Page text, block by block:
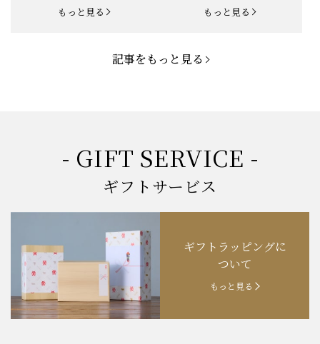
お知らせ 2025.4.28 「母の日企画」開催中！
2024.11.1 「お歳暮特集」開催中！
お知らせ 2024.10.18 【創業祭】１０１年目に突入！
お知らせ 202４.09.18 【秋の味覚祭】食欲の秋！
もっと見る もっと見る
記事をもっと見る
- GIFT SERVICE -
ギフトサービス
ギフトラッピングに
ついて
もっと見る